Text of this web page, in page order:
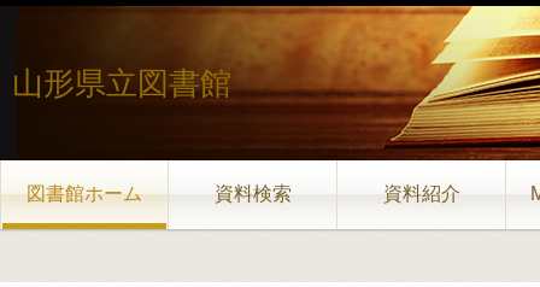
山形県立図書館
図書館ホーム 資料検索 資料紹介